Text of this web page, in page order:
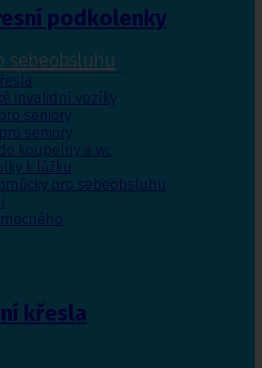
podkolenky
sebeobsluhu
invalidní vozíky
seniory
seniory
koupelny a wc
k lůžku
pro sebeobsluhu
křesla